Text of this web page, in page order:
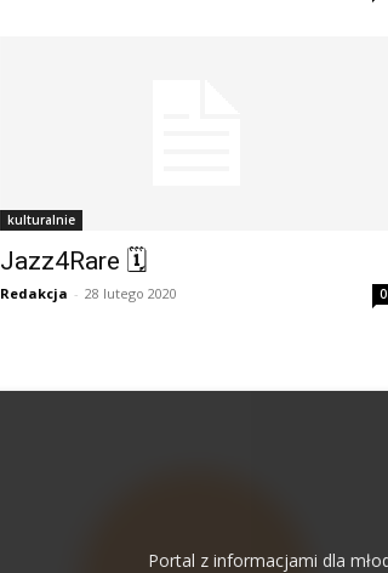
kulturalnie
Jazz4Rare 🗓
Redakcja - 28 lutego 2020 0
Portal z informacjami dla